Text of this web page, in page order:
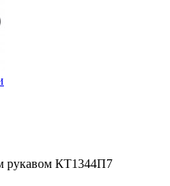
рукавом КТ1344П7